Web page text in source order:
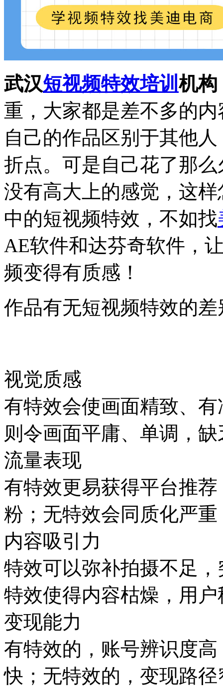
武汉短视频特效培训机构
重，大家都是差不多的
自己的作品区别于其他
折点。可是自己花了那
没有高大上的感觉，这
中的短视频特效，不如找
AE软件和达芬奇软件，
频变得有质感！
作品有无短视频特效的差
视觉质感
有特效会使画面精致、
则令画面平庸、单调，
流量表现
有特效更易获得平台推
粉；无特效会同质化严
内容吸引力
特效可以弥补拍摄不足
特效使得内容枯燥，用户
变现能力
有特效的，账号辨识度
快；无特效的，变现路